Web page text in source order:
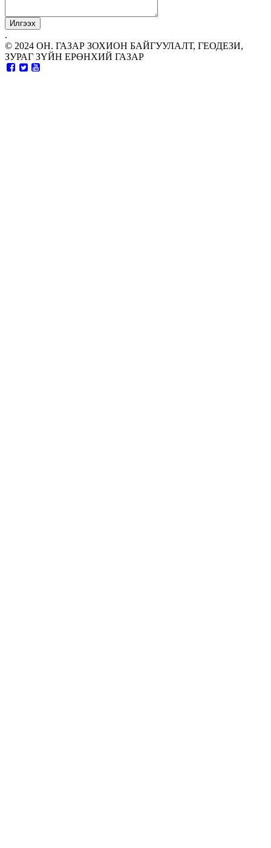
.
© 2024 ОН. ГАЗАР ЗОХИОН БАЙГУУЛАЛТ, ГЕОДЕЗИ,
ЗУРАГ ЗҮЙН ЕРӨНХИЙ ГАЗАР